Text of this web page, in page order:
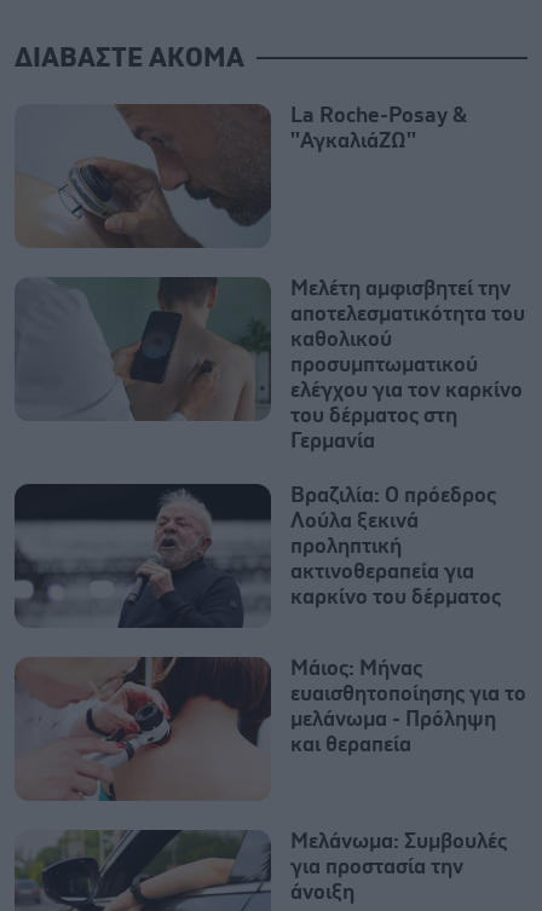
ΔΙΑΒΑΣΤΕ ΑΚΟΜΑ
La Roche-Posay &
''ΑγκαλιάΖΩ''
Μελέτη αμφισβητεί την
αποτελεσματικότητα του
καθολικού
προσυμπτωματικού
ελέγχου για τον καρκίνο
του δέρματος στη
Γερμανία
Βραζιλία: Ο πρόεδρος
Λούλα ξεκινά
προληπτική
ακτινοθεραπεία για
καρκίνο του δέρματος
Μάιος: Μήνας
ευαισθητοποίησης για το
μελάνωμα - Πρόληψη
και θεραπεία
Μελάνωμα: Συμβουλές
για προστασία την
άνοιξη